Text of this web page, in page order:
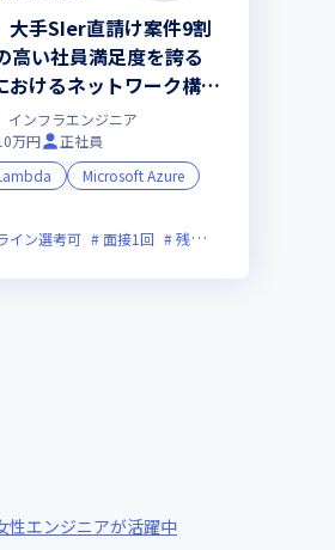
積極的 面接1回 残業月20時間未満
大手SIer直請け案件9割
い社員満足度を誇る
おけるネットワーク構築
*2023年7月時点）
インフラエンジニア
万円
正社員
Microsoft Azure
イン選考可 面接1回 残業月20時間未満
エンジニアが活躍中